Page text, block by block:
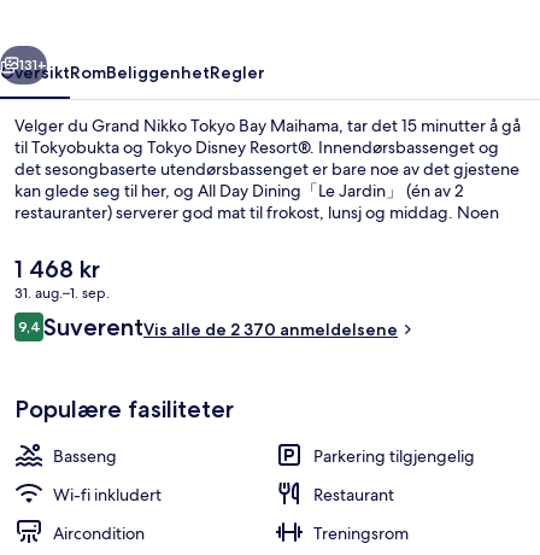
Lobby
Neste
131+
OversiktRomBeliggenhetRegler
Velger du Grand Nikko Tokyo Bay Maihama, tar det 15 minutter å gå
til Tokyobukta og Tokyo Disney Resort®. Innendørsbassenget og
det sesongbaserte utendørsbassenget er bare noe av det gjestene
kan glede seg til her, og All Day Dining「Le Jardin」 (én av 2
restauranter) serverer god mat til frokost, lunsj og middag. Noen
treningssenter og en terrasse. Andre reisende skryter av den
vennlige betjeningen og frokosten. Du kan gå fra
overnattingsstedet til offentlig transport: Bayside stasjon ligger 4
minutter unna til fots.
Den
nåværende
prisen
er
1 468 kr
31. aug.–1. sep.
Anmeldelser
9,49,4 av 10 –
SuverentVis alle de 2 370 anmeldelsene
Populære fasiliteter
Basseng
Parkering tilgjengelig
Wi-fi inkludert
Restaurant
Aircondition
Treningsrom